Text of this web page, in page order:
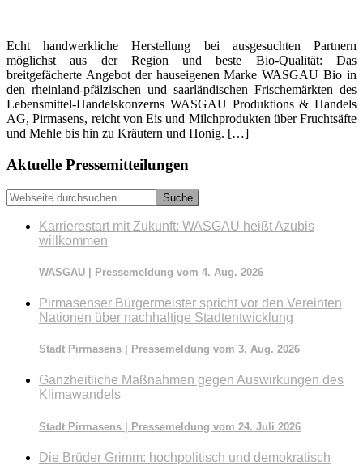
Echt handwerkliche Herstellung bei ausgesuchten Partnern
möglichst aus der Region und beste Bio-Qualität: Das
breitgefächerte Angebot der hauseigenen Marke WASGAU Bio in
den rheinland-pfälzischen und saarländischen Frischemärkten des
Lebensmittel-Handelskonzerns WASGAU Produktions & Handels
AG, Pirmasens, reicht von Eis und Milchprodukten über Fruchtsäfte
und Mehle bis hin zu Kräutern und Honig. […]
Seitenspalte
Aktuelle Pressemitteilungen
Webseite
durchsuchen
Karrierestart mit Zukunft: WASGAU heißt Azubis
willkommen
WASGAU | Pressemeldung vom 4. Aug. 2026
Pirmasenser Bürgermeister spricht vor den Vereinten
Nationen über nachhaltige Stadtentwicklung
Stadt Pirmasens | Pressemeldung vom 3. Aug. 2026
Ganzheitliche Maßnahmen gegen Auswirkungen des
Klimawandels
Stadt Pirmasens | Pressemeldung vom 24. Juli 2026
Die Brüder Grimm: hochpolitisch und demokratisch